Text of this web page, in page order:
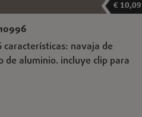
€ 10,09
10996
características: navaja de
de aluminio. incluye clip para